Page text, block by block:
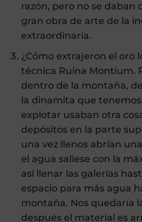
razón, pero no se daban
gran obra de arte de la
extraordinaria.
¿Cómo extrajeron el oro
técnica Ruina Montium.
dentro de la montaña,
la dinamita que
explotar usaban otra
depósitos en la parte
una vez llenos abrían
el agua saliese con la
así llenar las galerías
espacio para más agua
montaña. Nos quedaría
después el material es